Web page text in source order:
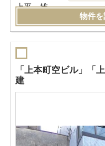
物件
「上本町空ビル」「
建